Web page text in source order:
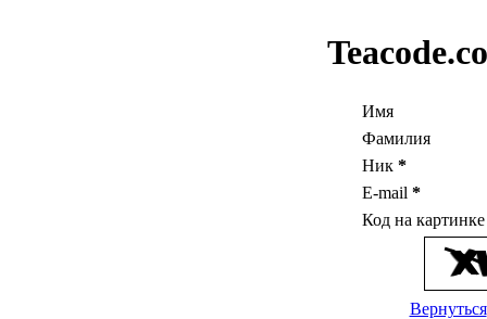
Имя
Фамилия
Ник *
E-mail *
Код на
Вернуться